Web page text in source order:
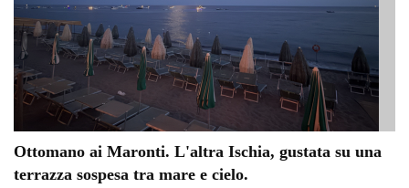
Ottomano ai Maronti. L'altra Ischia, gustata su una
terrazza sospesa tra mare e cielo.